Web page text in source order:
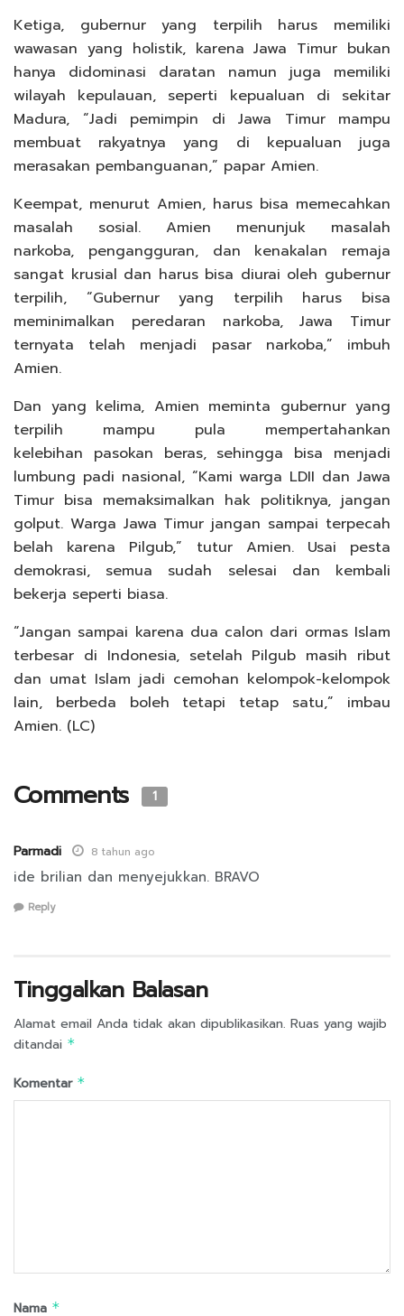
Ketiga, gubernur yang terpilih harus memiliki
wawasan yang holistik, karena Jawa Timur bukan
hanya didominasi daratan namun juga memiliki
wilayah kepulauan, seperti kepualuan di sekitar
Madura, “Jadi pemimpin di Jawa Timur mampu
membuat rakyatnya yang di kepualuan juga
merasakan pembanguanan,” papar Amien.
Keempat, menurut Amien, harus bisa memecahkan
masalah sosial. Amien menunjuk masalah
narkoba, pengangguran, dan kenakalan remaja
sangat krusial dan harus bisa diurai oleh gubernur
terpilih, “Gubernur yang terpilih harus bisa
meminimalkan peredaran narkoba, Jawa Timur
ternyata telah menjadi pasar narkoba,” imbuh
Amien.
Dan yang kelima, Amien meminta gubernur yang
terpilih mampu pula mempertahankan
kelebihan pasokan beras, sehingga bisa menjadi
lumbung padi nasional, “Kami warga LDII dan Jawa
Timur bisa memaksimalkan hak politiknya, jangan
golput. Warga Jawa Timur jangan sampai terpecah
belah karena Pilgub,” tutur Amien. Usai pesta
demokrasi, semua sudah selesai dan kembali
bekerja seperti biasa.
“Jangan sampai karena dua calon dari ormas Islam
terbesar di Indonesia, setelah Pilgub masih ribut
dan umat Islam jadi cemohan kelompok-kelompok
lain, berbeda boleh tetapi tetap satu,” imbau
Amien. (LC)
Comments 1
Parmadi 8 tahun ago
ide brilian dan menyejukkan. BRAVO
Reply
Tinggalkan Balasan
Alamat email Anda tidak akan dipublikasikan. Ruas yang wajib
ditandai *
Komentar *
Nama *